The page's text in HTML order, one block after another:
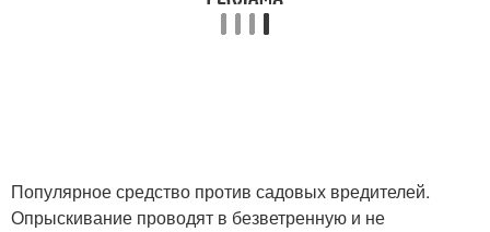
Популярное средство против садовых вредителей.
Опрыскивание проводят в безветренную и не